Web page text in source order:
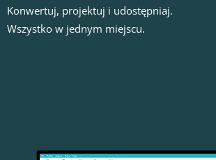
Konwertuj, projektuj i udostępniaj.
Wszystko w jednym miejscu.